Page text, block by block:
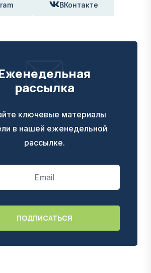
ВКонтакте
рассылка
ключевые материалы
в нашей еженедельной
рассылке.